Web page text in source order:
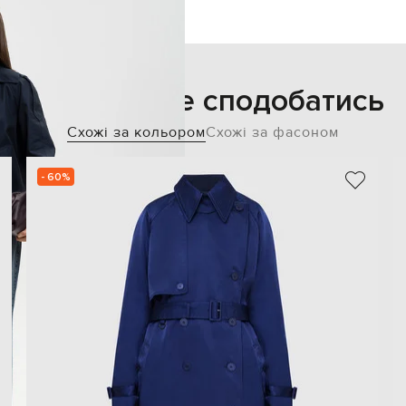
Також може сподобатись
Схожі за кольоромСхожі за фасоном
- 60%